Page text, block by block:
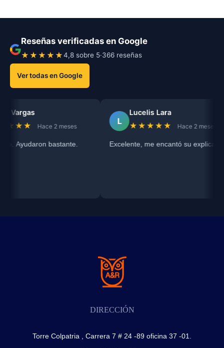
Reseñas verificadas en Google
★★★★★4,8 sobre 5·366 reseñas
Ver todas en Google
Vargas
Hace 2 meses
Ayudaron bastante.
L
Lucelis Lara
★★★★★ Hace 2 meses
Excelente, me encantó su explicación
DIRECCIÓN
Torre Colpatria , Carrera 7 # 24 -89 oficina 37 -01.